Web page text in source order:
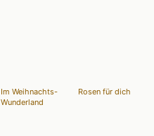
Im Weihnachts-
Wunderland
Rosen für dich